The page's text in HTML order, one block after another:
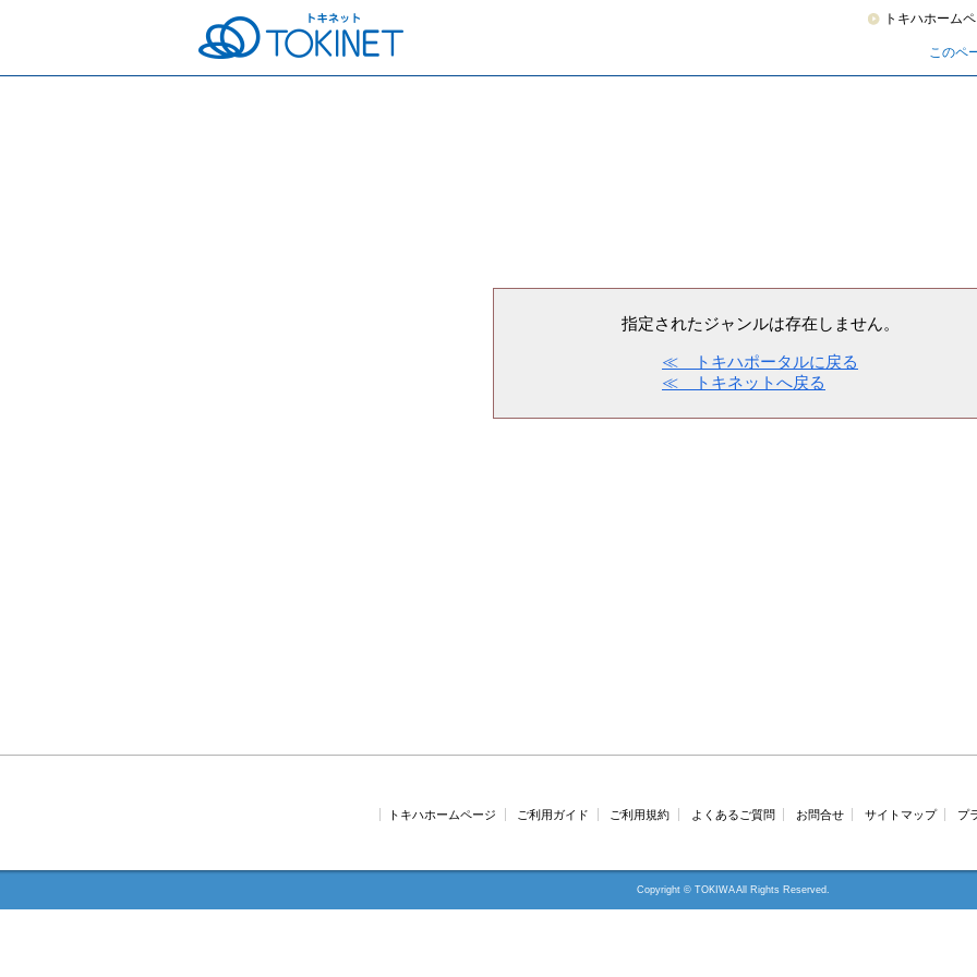
トキハホーム
このペ
指定されたジャンルは存在しません。
≪ トキハポータルに戻る
≪ トキネットへ戻る
トキハホームページ ご利用ガイド ご利用規約 よくあるご質問 お問合せ サイトマップ プ
Copyright © TOKIWA All Rights Reserved.